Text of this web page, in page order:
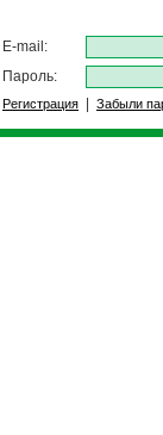
E-mail:
Пароль:
Регистрация Забыли